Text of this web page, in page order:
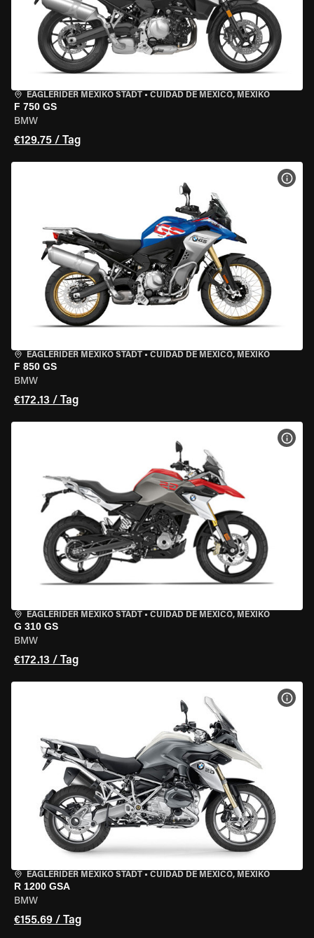
EAGLERIDER MEXIKO STADT • CUIDAD DE MEXICO, MEXIKO
F 750 GS
BMW
€129.75 / Tag
EAGLERIDER MEXIKO STADT • CUIDAD DE MEXICO, MEXIKO
F 850 GS
BMW
€172.13 / Tag
EAGLERIDER MEXIKO STADT • CUIDAD DE MEXICO, MEXIKO
G 310 GS
BMW
€172.13 / Tag
EAGLERIDER MEXIKO STADT • CUIDAD DE MEXICO, MEXIKO
R 1200 GSA
BMW
€155.69 / Tag